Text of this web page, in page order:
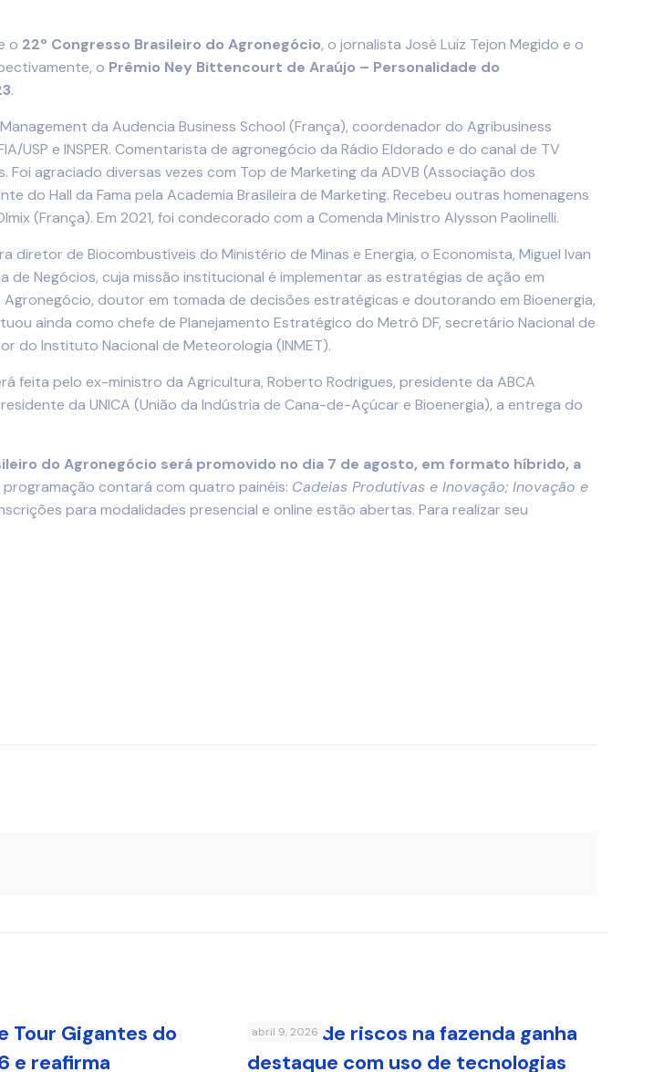
o 22º Congresso Brasileiro do Agronegócio, o jornalista José Luiz Tejon Megido e o
o Prêmio Ney Bittencourt de Araújo – Personalidade do
.
da Audencia Business School (França), coordenador do Agribusiness
USP e INSPER. Comentarista de agronegócio da Rádio Eldorado e do canal de TV
agraciado diversas vezes com Top de Marketing da ADVB (Associação dos
do Hall da Fama pela Academia Brasileira de Marketing. Recebeu outras homenagens
(França). Em 2021, foi condecorado com a Comenda Ministro Alysson Paolinelli.
de Biocombustíveis do Ministério de Minas e Energia, o Economista, Miguel Ivan
de Negócios, cuja missão institucional é implementar as estratégias de ação em
doutor em tomada de decisões estratégicas e doutorando em Bioenergia,
ainda como chefe de Planejamento Estratégico do Metrô DF, secretário Nacional de
do Instituto Nacional de Meteorologia (INMET).
feita pelo ex-ministro da Agricultura, Roberto Rodrigues, presidente da ABCA
da UNICA (União da Indústria de Cana-de-Açúcar e Bioenergia), a entrega do
do Agronegócio será promovido no dia 7 de agosto, em formato híbrido, a
programação contará com quatro painéis: Cadeias Produtivas e Inovação; Inovação e
para modalidades presencial e online estão abertas. Para realizar seu
Tour Gigantes do
e reafirma
abril 9, 2026
Gestão de riscos na fazenda ganha
destaque com uso de tecnologias